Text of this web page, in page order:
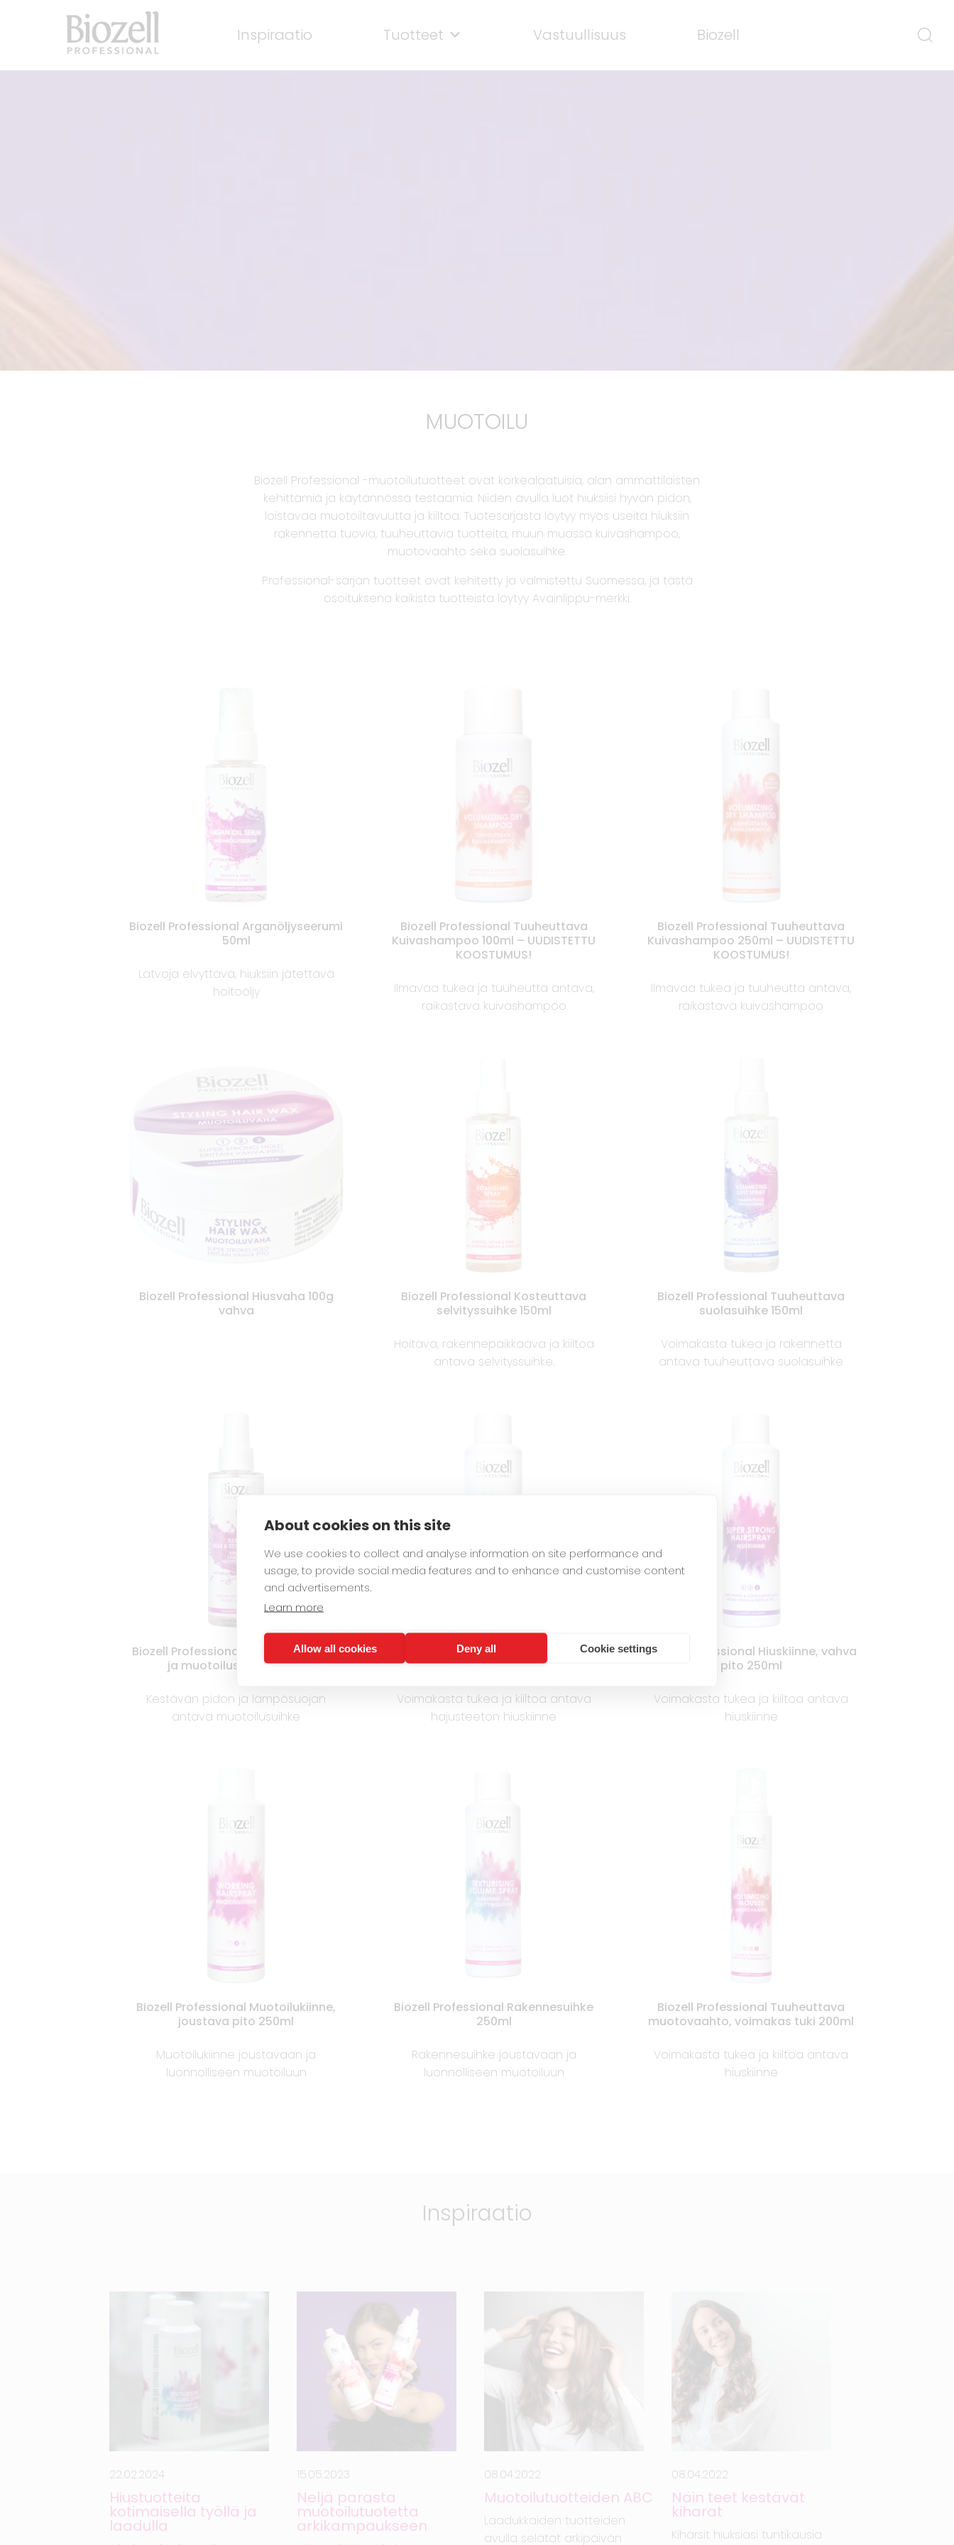
About cookies on this site
We use cookies to collect and analyse information on site performance and
usage, to provide social media features and to enhance and customise content
and advertisements.
Learn more
Allow all cookies Deny all Cookie settings
Inspiraatio Tuotteet Vastuullisuus Biozell
MUOTOILU
Biozell Professional -muotoilutuotteet ovat korkealaatuisia, alan ammattilaisten
kehittämiä ja käytännössä testaamia. Niiden avulla luot hiuksiisi hyvän pidon,
loistavaa muotoiltavuutta ja kiiltoa. Tuotesarjasta löytyy myös useita hiuksiin
rakennetta tuovia, tuuheuttavia tuotteita, muun muassa kuivashampoo,
muotovaahto sekä suolasuihke.
Professional-sarjan tuotteet ovat kehitetty ja valmistettu Suomessa, ja tästä
osoituksena kaikista tuotteista löytyy Avainlippu-merkki.
Biozell Professional Arganöljyseerumi
50ml
Latvoja elvyttävä, hiuksiin jätettävä
hoitoöljy
Biozell Professional Tuuheuttava
Kuivashampoo 100ml – UUDISTETTU
KOOSTUMUS!
Ilmavaa tukea ja tuuheutta antava,
raikastava kuivashampoo
Biozell Professional Tuuheuttava
Kuivashampoo 250ml – UUDISTETTU
KOOSTUMUS!
Ilmavaa tukea ja tuuheutta antava,
raikastava kuivashampoo
Biozell Professional Hiusvaha 100g
vahva
Biozell Professional Kosteuttava
selvityssuihke 150ml
Hoitava, rakennepaikkaava ja kiiltoa
antava selvityssuihke.
Biozell Professional Tuuheuttava
suolasuihke 150ml
Voimakasta tukea ja rakennetta
antava tuuheuttava suolasuihke
Biozell Professional Keratiini Lämpö-
ja muotoilusuihke 150ml
Kestävän pidon ja lämpösuojan
antava muotoilusuihke
Biozell Professional Hajusteeton
hiuskiinne 250ml vahva pito
Voimakasta tukea ja kiiltoa antava
hajusteeton hiuskiinne
Biozell Professional Hiuskiinne, vahva
pito 250ml
Voimakasta tukea ja kiiltoa antava
hiuskiinne
Biozell Professional Muotoilukiinne,
joustava pito 250ml
Muotoilukiinne joustavaan ja
luonnolliseen muotoiluun
Biozell Professional Rakennesuihke
250ml
Rakennesuihke joustavaan ja
luonnolliseen muotoiluun
Biozell Professional Tuuheuttava
muotovaahto, voimakas tuki 200ml
Voimakasta tukea ja kiiltoa antava
hiuskiinne
Inspiraatio
22.02.2024
Hiustuotteita
kotimaisella työllä ja
laadulla
15.05.2023
Neljä parasta
muotoilutuotetta
arkikampaukseen
08.04.2022
Muotoilutuotteiden ABC
Laadukkaiden tuotteiden
avulla selätät arkipäivän
08.04.2022
Näin teet kestävät
kiharat
Kiharsit hiuksiasi tuntikausia